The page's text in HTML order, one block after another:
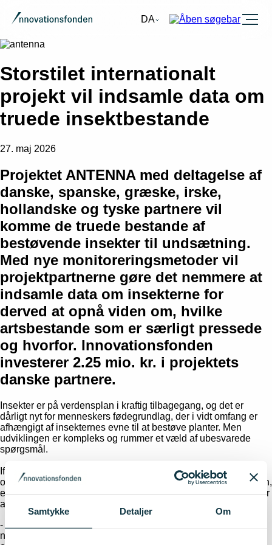
Samtykke Detaljer Om
DA Burger
Storstilet internationalt
projekt vil indsamle data om
truede insektbestande
27. maj 2026
Projektet ANTENNA med deltagelse af
danske, spanske, græske, irske,
hollandske og tyske partnere vil
komme de truede bestande af
bestøvende insekter til undsætning.
Med nye monitoreringsmetoder vil
projektpartnerne gøre det nemmere at
indsamle data om insekterne for
derved at opnå viden om, hvilke
artsbestande som er særligt pressede
og hvorfor. Innovationsfonden
investerer 2.25 mio. kr. i projektets
danske partnere.
Insekter er på verdensplan i kraftig tilbagegang, og det er
dårligt nyt for menneskers fødegrundlag, der i vidt omfang er
afhængigt af insekternes evne til at bestøve planter. Men
udviklingen er kompleks og rummer et væld af ubesvarede
spørgsmål.
Ifølge adjunkt ved Center for Kvantitativ Genetik
og Genomforskning på Aarhus Universitet, Quentin Geissmann,
er det derfor afgørende at finde svarene på disse spørgsmål for
at vende insekternes tilbagegang.
- Selvom antallet af insekter generelt er nedadgående, klarer
nogle arter sig bedre end andre, og vi har ikke det fulde